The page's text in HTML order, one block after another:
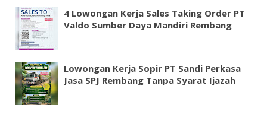
4 Lowongan Kerja Sales Taking Order PT
Valdo Sumber Daya Mandiri Rembang
Lowongan Kerja Sopir PT Sandi Perkasa
Jasa SPJ Rembang Tanpa Syarat Ijazah